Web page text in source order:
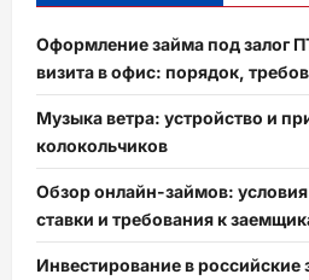
Оформление займа под залог
визита в офис: порядок,
Музыка ветра: устройство и
колокольчиков
Обзор онлайн-займов:
ставки и требования к
Инвестирование в